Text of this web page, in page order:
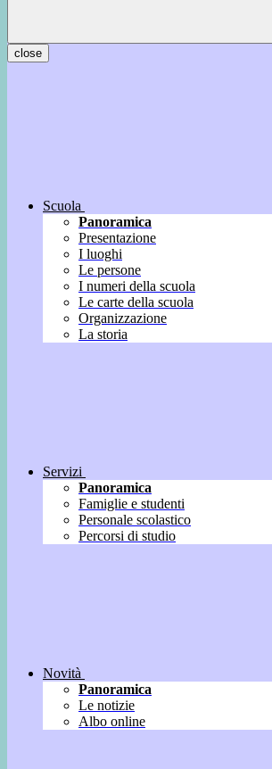
close
Scuola
Panoramica
Presentazione
I luoghi
Le persone
I numeri della scuola
Le carte della scuola
Organizzazione
La storia
Servizi
Panoramica
Famiglie e studenti
Personale scolastico
Percorsi di studio
Novità
Panoramica
Le notizie
Albo online